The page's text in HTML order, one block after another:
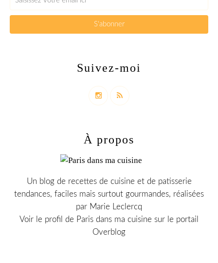
Suivez-moi
À propos
Un blog de recettes de cuisine et de patisserie
tendances, faciles mais surtout gourmandes, réalisées
par Marie Leclercq
Voir le profil de Paris dans ma cuisine sur le portail
Overblog